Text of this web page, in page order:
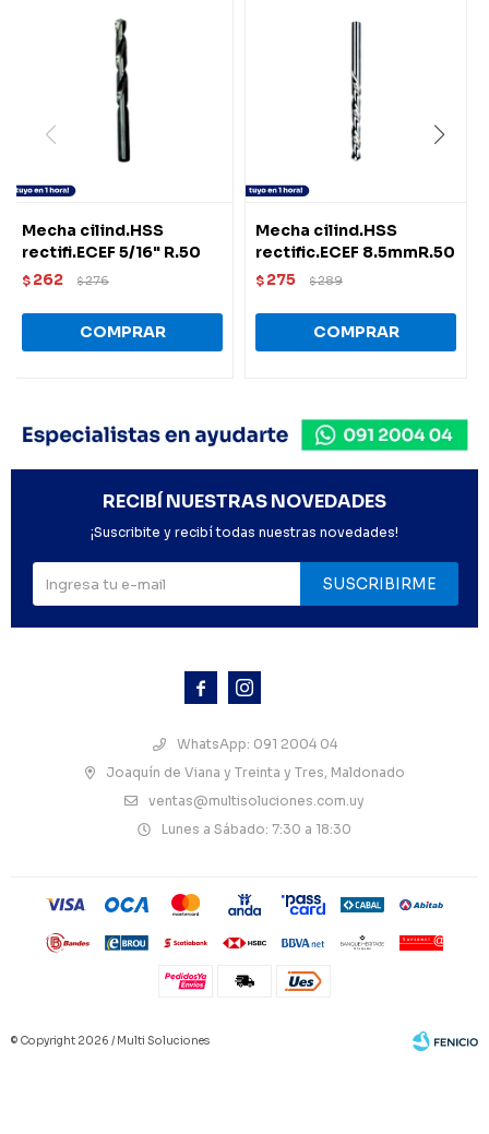
Mecha cilind.HSS
rectifi.ECEF 5/16" R.50
$ 262 $276
Mecha cilind.HSS
rectific.ECEF 8.5mmR.50
$ 275 $289
 
WhatsApp: 091 2004 04
Joaquín de Viana y Treinta y Tres, Maldonado
ventas@multisoluciones.com.uy
Lunes a Sábado: 7:30 a 18:30
RECIBÍ NUESTRAS NOVEDADES
¡Suscribite y recibí todas nuestras novedades!
SUSCRIBIRME
© Copyright 2026 / Multi Soluciones